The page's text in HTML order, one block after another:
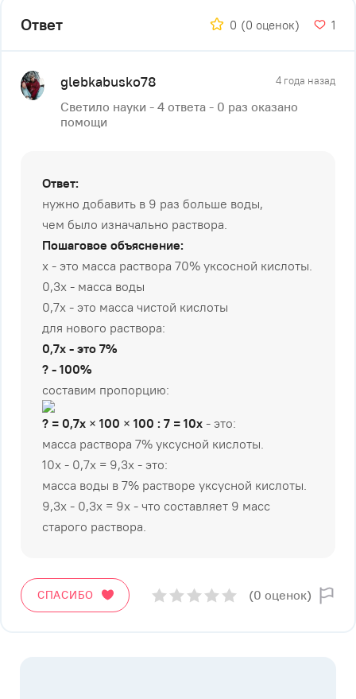
Ответ 0 (0 оценок) 1
glebkabusko78 4 года назад
Светило науки - 4 ответа - 0 раз оказано
помощи
Ответ:
нужно добавить в 9 раз больше воды,
чем было изначально раствора.
Пошаговое объяснение:
х - это масса раствора 70% уксосной кислоты.
0,3х - масса воды
0,7х - это масса чистой кислоты
для нового раствора:
0,7х - это 7%
? - 100%
составим пропорцию:
? = 0,7х × 100 × 100 : 7 = 10х - это:
масса раствора 7% уксусной кислоты.
10х - 0,7х = 9,3х - это:
масса воды в 7% растворе уксусной кислоты.
9,3х - 0,3х = 9х - что составляет 9 масс
старого раствора.
СПАСИБО (0 оценок)